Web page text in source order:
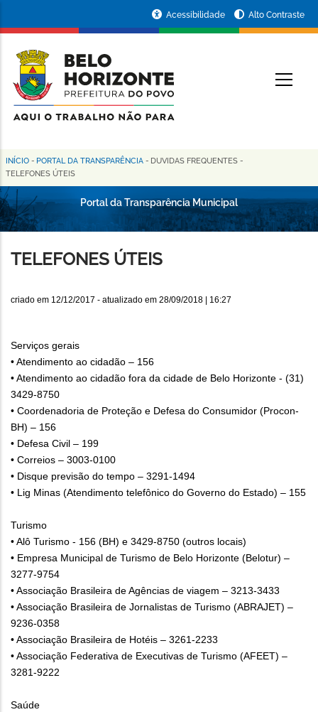
conteúdo
principal
da
Prefeitura
de
Horizonte
Acessibilidade Alto Contraste
Trilha
de
navegação
INÍCIO - PORTAL DA TRANSPARÊNCIA - DUVIDAS FREQUENTES -
TELEFONES ÚTEIS
Portal da Transparência Municipal
TELEFONES ÚTEIS
criado em 12/12/2017 - atualizado em 28/09/2018 | 16:27
Serviços gerais
• Atendimento ao cidadão – 156
• Atendimento ao cidadão fora da cidade de Belo Horizonte - (31)
3429-8750
• Coordenadoria de Proteção e Defesa do Consumidor (Procon-
BH) – 156
• Defesa Civil – 199
• Correios – 3003-0100
• Disque previsão do tempo – 3291-1494
• Lig Minas (Atendimento telefônico do Governo do Estado) – 155
Turismo
• Alô Turismo - 156 (BH) e 3429-8750 (outros locais)
• Empresa Municipal de Turismo de Belo Horizonte (Belotur) –
3277-9754
• Associação Brasileira de Agências de viagem – 3213-3433
• Associação Brasileira de Jornalistas de Turismo (ABRAJET) –
9236-0358
• Associação Brasileira de Hotéis – 3261-2233
• Associação Federativa de Executivas de Turismo (AFEET) –
3281-9222
Saúde